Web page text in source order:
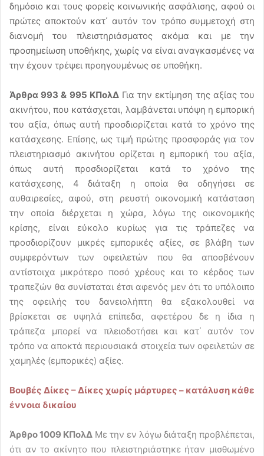
δημόσιο και τους φορείς κοινωνικής ασφάλισης, αφού οι
πρώτες αποκτούν κατ΄ αυτόν τον τρόπο συμμετοχή στη
διανομή του πλειστηριάσματος ακόμα και με την
προσημείωση υποθήκης, χωρίς να είναι αναγκασμένες να
την έχουν τρέψει προηγουμένως σε υποθήκη.
Άρθρα 993 & 995 ΚΠολΔΓια την εκτίμηση της αξίας του
ακινήτου, που κατάσχεται, λαμβάνεται υπόψη η εμπορική
του αξία, όπως αυτή προσδιορίζεται κατά το χρόνο της
κατάσχεσης. Επίσης, ως τιμή πρώτης προσφοράς για τον
πλειστηριασμό ακινήτου ορίζεται η εμπορική του αξία,
όπως αυτή προσδιορίζεται κατά το χρόνο της
κατάσχεσης, 4 διάταξη η οποία θα οδηγήσει σε
αυθαιρεσίες, αφού, στη ρευστή οικονομική κατάσταση
την οποία διέρχεται η χώρα, λόγω της οικονομικής
κρίσης, είναι εύκολο κυρίως για τις τράπεζες να
προσδιορίζουν μικρές εμπορικές αξίες, σε βλάβη των
συμφερόντων των οφειλετών που θα αποσβένουν
αντίστοιχα μικρότερο ποσό χρέους και το κέρδος των
τραπεζών θα συνίσταται έτσι αφενός μεν ότι το υπόλοιπο
της οφειλής του δανειολήπτη θα εξακολουθεί να
βρίσκεται σε υψηλά επίπεδα, αφετέρου δε η ίδια η
τράπεζα μπορεί να πλειοδοτήσει και κατ΄ αυτόν τον
τρόπο να αποκτά περιουσιακά στοιχεία των οφειλετών σε
χαμηλές (εμπορικές) αξίες.
Βουβές Δίκες – Δίκες χωρίς μάρτυρες – κατάλυση κάθε
έννοια δικαίου
Άρθρο 1009 ΚΠολΔ Με την εν λόγω διάταξη προβλέπεται,
ότι αν το ακίνητο που πλειστηριάστηκε ήταν μισθωμένο